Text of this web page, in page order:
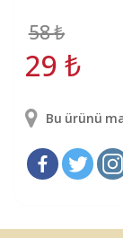
58₺
29 ₺
Bu ürünü